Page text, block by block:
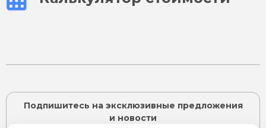
Подпишитесь на эксклюзивные предложения
и новости